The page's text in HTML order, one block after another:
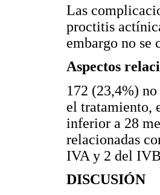
Las
proctitis
embargo no se
Aspectos
172 (23,4%)
el tratamiento,
inferior a 28
relacionadas
IVA y 2 del
DISCUSIÓN